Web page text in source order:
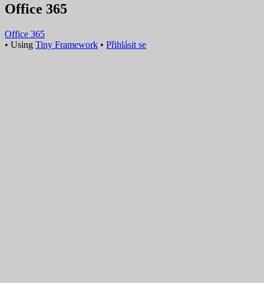
Office 365
Office 365
• Using Tiny Framework • Přihlásit se